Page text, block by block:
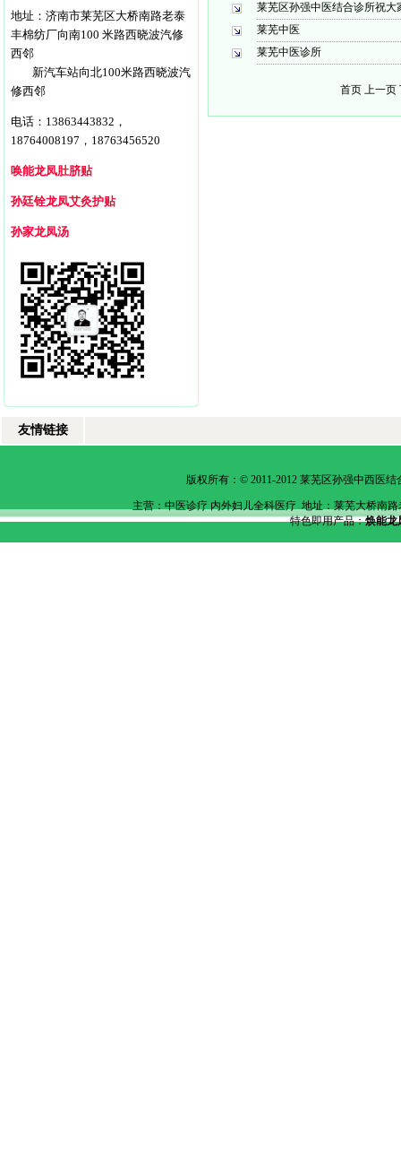
地址： 济南市莱芜区大桥南路老泰
丰棉纺厂向南100 米路西晓波汽修
西邻
新汽车站向北100米路西晓波汽
修西邻
电话：13863443832，
18764008197，18763456520
唤能龙凤肚脐贴
孙廷铨龙凤艾灸护贴
孙家龙凤汤
莱芜区孙强中医结合诊所祝大
莱芜中医
莱芜中医诊所
首页 上一页
友情链接
版权所有：© 2011-2012 莱芜区孙强中西医
主营：中医诊疗 内外妇儿全科医疗 地址：莱芜大桥南路
特色即用产品：焕能龙